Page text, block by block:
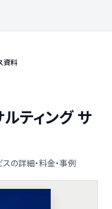
資料
ティング サ
の詳細・料金・事例